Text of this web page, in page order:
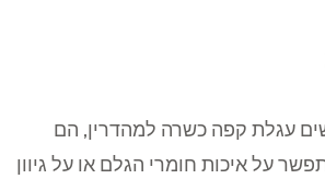
עגלת קפה כשרה למהדרין, הם
על איכות חומרי הגלם או על גיוון